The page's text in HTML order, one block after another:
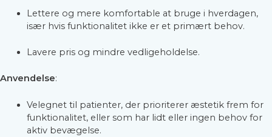
Lettere og mere komfortable at bruge i hverdagen,
især hvis funktionalitet ikke er et primært behov.
Lavere pris og mindre vedligeholdelse.
Anvendelse:
Velegnet til patienter, der prioriterer æstetik frem for
funktionalitet, eller som har lidt eller ingen behov for
aktiv bevægelse.